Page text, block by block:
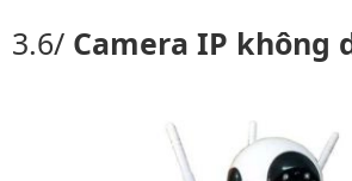
Camera IP không